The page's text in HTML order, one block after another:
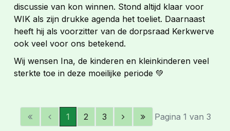
discussie van kon winnen. Stond altijd klaar voor
WIK als zijn drukke agenda het toeliet. Daarnaast
heeft hij als voorzitter van de dorpsraad Kerkwerve
ook veel voor ons betekend.
Wij wensen Ina, de kinderen en kleinkinderen veel
sterkte toe in deze moeilijke periode 💚
1 2 3 Pagina 1 van 3